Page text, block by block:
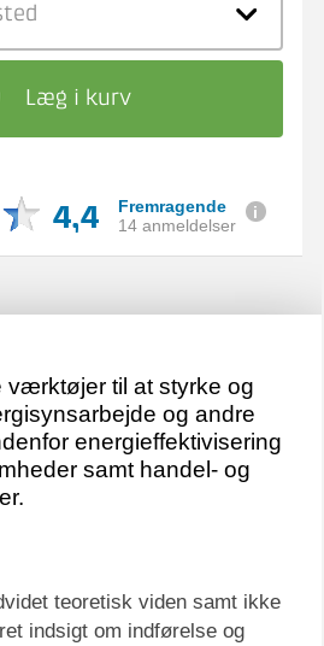
Læg i kurv
4,4
Fremragende
14 anmeldelser
værktøjer til at styrke og
og andre
energieffektivisering
samt handel- og
teoretisk viden samt ikke
indsigt om indførelse og